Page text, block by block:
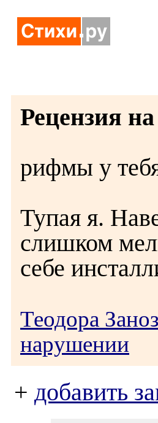
Рецензия
рифмы у
Тупая я.
слишком
себе
Теодора
нарушении
+ добавить